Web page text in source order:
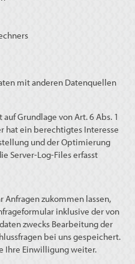
mit anderen Datenquellen
Grundlage von Art. 6 Abs. 1
hat ein berechtigtes Interesse
und der Optimierung
Server-Log-Files erfasst
Anfragen zukommen lassen,
inklusive der von
zwecks Bearbeitung der
bei uns gespeichert.
Ihre Einwilligung weiter.